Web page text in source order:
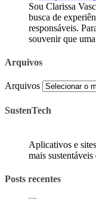
Sou Clarissa
busca de
responsáveis.
souvenir que
Arquivos
Arquivos
SustenTech
Aplicativos e
mais sustentáveis
Posts recentes